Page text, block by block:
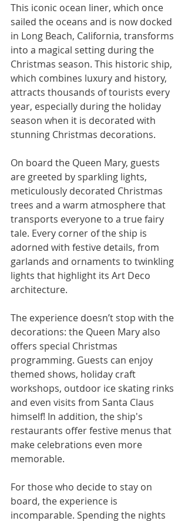
This iconic ocean liner, which once
sailed the oceans and is now docked
in Long Beach, California, transforms
into a magical setting during the
Christmas season. This historic ship,
which combines luxury and history,
attracts thousands of tourists every
year, especially during the holiday
season when it is decorated with
stunning Christmas decorations.
On board the Queen Mary, guests
are greeted by sparkling lights,
meticulously decorated Christmas
trees and a warm atmosphere that
transports everyone to a true fairy
tale. Every corner of the ship is
adorned with festive details, from
garlands and ornaments to twinkling
lights that highlight its Art Deco
architecture.
The experience doesn’t stop with the
decorations: the Queen Mary also
offers special Christmas
programming. Guests can enjoy
themed shows, holiday craft
workshops, outdoor ice skating rinks
and even visits from Santa Claus
himself! In addition, the ship's
restaurants offer festive menus that
make celebrations even more
memorable.
For those who decide to stay on
board, the experience is
incomparable. Spending the nights